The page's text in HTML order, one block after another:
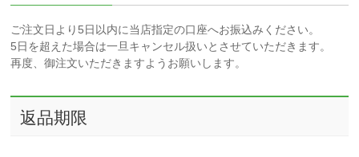
ご注文日より5日以内に当店指定の口座へお振込みください。
5日を超えた場合は一旦キャンセル扱いとさせていただきます。
再度、御注文いただきますようお願いします。
返品期限